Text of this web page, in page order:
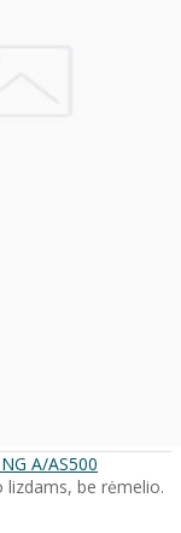
A/AS500
be rėmelio.